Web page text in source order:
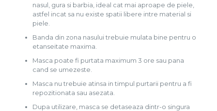
nasul, gura si barbia, ideal cat mai aproape de piele,
astfel incat sa nu existe spatii libere intre material si
piele.
Banda din zona nasului trebuie mulata bine pentru o
etanseitate maxima.
Masca poate fi purtata maximum 3 ore sau pana
cand se umezeste.
Masca nu trebuie atinsa in timpul purtarii pentru a fi
repozitionata sau asezata.
Dupa utilizare, masca se detaseaza dintr-o singura